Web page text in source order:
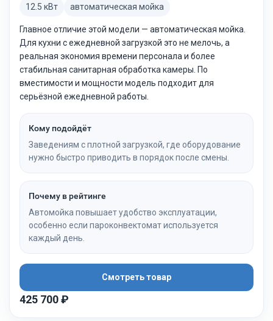
12.5 кВт автоматическая мойка
Главное отличие этой модели — автоматическая мойка.
Для кухни с ежедневной загрузкой это не мелочь, а
реальная экономия времени персонала и более
стабильная санитарная обработка камеры. По
вместимости и мощности модель подходит для
серьёзной ежедневной работы.
Кому подойдёт
Заведениям с плотной загрузкой, где оборудование
нужно быстро приводить в порядок после смены.
Почему в рейтинге
Автомойка повышает удобство эксплуатации,
особенно если пароконвектомат используется
каждый день.
Смотреть товар
425 700 ₽